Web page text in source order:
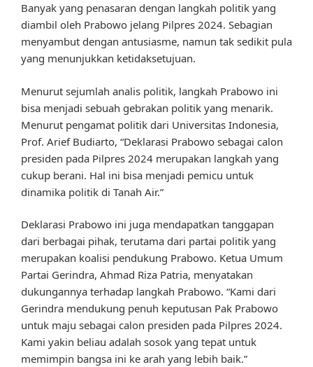
Banyak yang penasaran dengan langkah politik yang
diambil oleh Prabowo jelang Pilpres 2024. Sebagian
menyambut dengan antusiasme, namun tak sedikit pula
yang menunjukkan ketidaksetujuan.
Menurut sejumlah analis politik, langkah Prabowo ini
bisa menjadi sebuah gebrakan politik yang menarik.
Menurut pengamat politik dari Universitas Indonesia,
Prof. Arief Budiarto, “Deklarasi Prabowo sebagai calon
presiden pada Pilpres 2024 merupakan langkah yang
cukup berani. Hal ini bisa menjadi pemicu untuk
dinamika politik di Tanah Air.”
Deklarasi Prabowo ini juga mendapatkan tanggapan
dari berbagai pihak, terutama dari partai politik yang
merupakan koalisi pendukung Prabowo. Ketua Umum
Partai Gerindra, Ahmad Riza Patria, menyatakan
dukungannya terhadap langkah Prabowo. “Kami dari
Gerindra mendukung penuh keputusan Pak Prabowo
untuk maju sebagai calon presiden pada Pilpres 2024.
Kami yakin beliau adalah sosok yang tepat untuk
memimpin bangsa ini ke arah yang lebih baik.”